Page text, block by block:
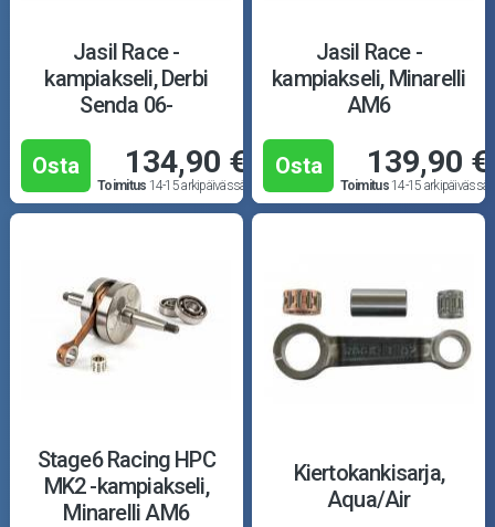
Jasil Race -
kampiakseli, Derbi
Senda 06-
Osta 134,90 €
Toimitus 14-15 arkipäivässä
Jasil Race -
kampiakseli, Minarelli
AM6
Osta 139,90 €
Toimitus14-15 arkipäivässä
Stage6 Racing HPC
MK2 -kampiakseli,
Minarelli AM6
Kiertokankisarja,
Aqua/Air